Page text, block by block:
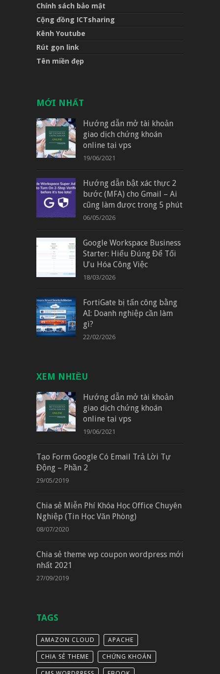
Chính sách bảo mật
Cộng đồng ICTsharing
Kênh Youtube
Rút gọn link
Tên miền đẹp
MỚI NHẤT
Hướng dẫn mở tài khoản
giao dịch chứng khoán
online tại vps
19/06/2021
Hướng dẫn bật xác thực 2
bước (MFA) cho Gmail – Ai
cũng làm được trong 5 phút
06/05/2026
Google Workspace Business
Starter: Hiểu Đúng Để Tối
Ưu Hóa Công Việc
18/03/2026
FortiGate bị tấn công bằng
AI: Doanh nghiệp cần làm
gì?
22/02/2026
XEM NHIỀU
Hướng dẫn mở tài khoản
giao dịch chứng khoán
online tại vps
19/06/2021
Tạo Form Google Có Email Trả Lời Tự
Động – Phần 2
29/05/2019
Chia sẻ Miễn Phí Khóa Học Office Chuyên
Nghiệp (Tin Học Văn Phòng)
08/07/2020
Chia sẻ theme wp coupon wordpress mới
nhất 2021
27/09/2019
TAGS
AMAZON CLOUD
APACHE
CHIA SẺ THEME
CHỨNG KHOÁN